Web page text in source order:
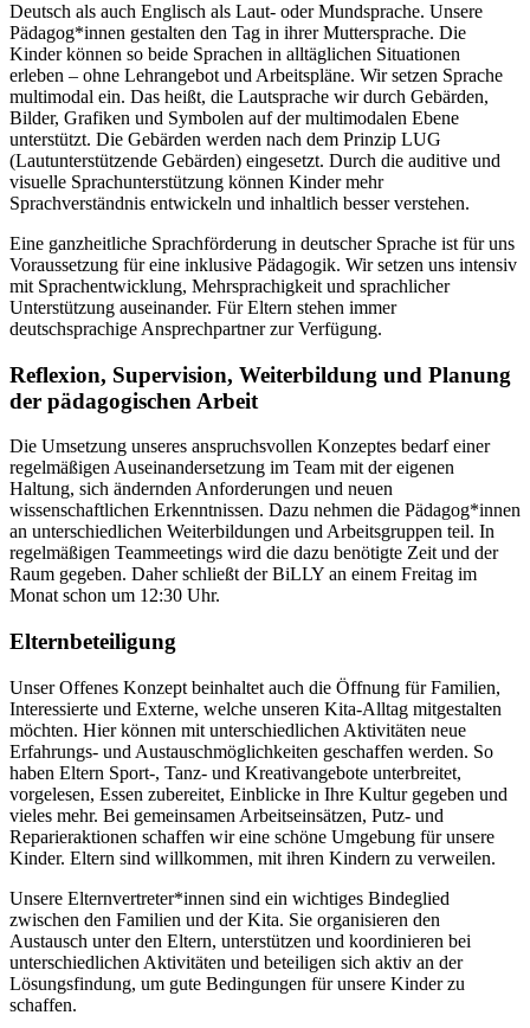
Deutsch als auch Englisch als Laut- oder Mundsprache. Unsere
Pädagog*innen gestalten den Tag in ihrer Muttersprache. Die
Kinder können so beide Sprachen in alltäglichen Situationen
erleben – ohne Lehrangebot und Arbeitspläne. Wir setzen Sprache
multimodal ein. Das heißt, die Lautsprache wir durch Gebärden,
Bilder, Grafiken und Symbolen auf der multimodalen Ebene
unterstützt. Die Gebärden werden nach dem Prinzip LUG
(Lautunterstützende Gebärden) eingesetzt. Durch die auditive und
visuelle Sprachunterstützung können Kinder mehr
Sprachverständnis entwickeln und inhaltlich besser verstehen.
Eine ganzheitliche Sprachförderung in deutscher Sprache ist für uns
Voraussetzung für eine inklusive Pädagogik. Wir setzen uns intensiv
mit Sprachentwicklung, Mehrsprachigkeit und sprachlicher
Unterstützung auseinander. Für Eltern stehen immer
deutschsprachige Ansprechpartner zur Verfügung.
Reflexion, Supervision, Weiterbildung und Planung
der pädagogischen Arbeit
Die Umsetzung unseres anspruchsvollen Konzeptes bedarf einer
regelmäßigen Auseinandersetzung im Team mit der eigenen
Haltung, sich ändernden Anforderungen und neuen
wissenschaftlichen Erkenntnissen. Dazu nehmen die Pädagog*innen
an unterschiedlichen Weiterbildungen und Arbeitsgruppen teil. In
regelmäßigen Teammeetings wird die dazu benötigte Zeit und der
Raum gegeben. Daher schließt der BiLLY an einem Freitag im
Monat schon um 12:30 Uhr.
Elternbeteiligung
Unser Offenes Konzept beinhaltet auch die Öffnung für Familien,
Interessierte und Externe, welche unseren Kita-Alltag mitgestalten
möchten. Hier können mit unterschiedlichen Aktivitäten neue
Erfahrungs- und Austauschmöglichkeiten geschaffen werden. So
haben Eltern Sport-, Tanz- und Kreativangebote unterbreitet,
vorgelesen, Essen zubereitet, Einblicke in Ihre Kultur gegeben und
vieles mehr. Bei gemeinsamen Arbeitseinsätzen, Putz- und
Reparieraktionen schaffen wir eine schöne Umgebung für unsere
Kinder. Eltern sind willkommen, mit ihren Kindern zu verweilen.
Unsere Elternvertreter*innen sind ein wichtiges Bindeglied
zwischen den Familien und der Kita. Sie organisieren den
Austausch unter den Eltern, unterstützen und koordinieren bei
unterschiedlichen Aktivitäten und beteiligen sich aktiv an der
Lösungsfindung, um gute Bedingungen für unsere Kinder zu
schaffen.